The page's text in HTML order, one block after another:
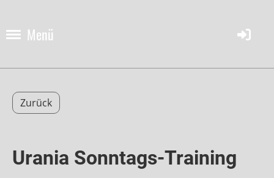
Menü
Zurück
Urania Sonntags-Training